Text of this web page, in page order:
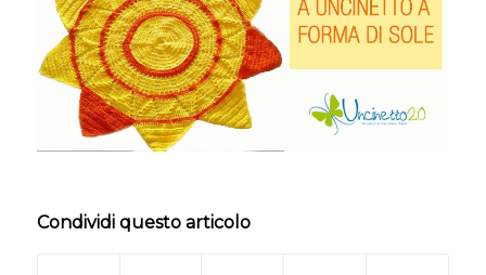
Condividi questo articolo